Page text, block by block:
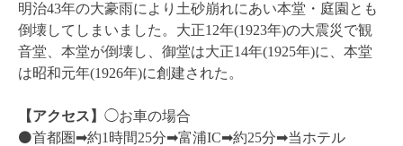
明治43年の大豪雨により土砂崩れにあい本堂・庭園とも
倒壊してしまいました。大正12年(1923年)の大震災で観
音堂、本堂が倒壊し、御堂は大正14年(1925年)に、本堂
は昭和元年(1926年)に創建された。
【アクセス】 ◯お車の場合
⚫️首都圏➡︎約1時間25分➡︎富浦IC➡︎約25分➡︎当ホテル